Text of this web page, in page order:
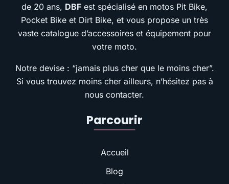
de 20 ans, DBF est spécialisé en motos Pit Bike,
Pocket Bike et Dirt Bike, et vous propose un très
vaste catalogue d’accessoires et équipement pour
votre moto.
Notre devise : “jamais plus cher que le moins cher”.
Si vous trouvez moins cher ailleurs, n’hésitez pas à
nous contacter.
Parcourir
Accueil
Blog